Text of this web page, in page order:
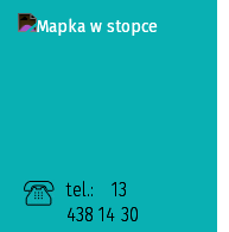
tel.:
13
438 14 30